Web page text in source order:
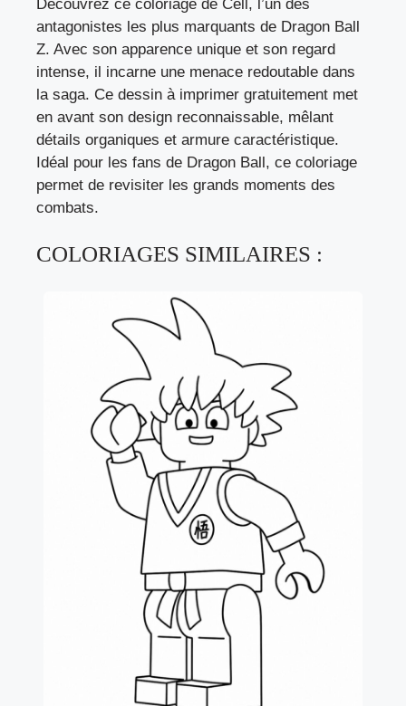
Découvrez ce coloriage de Cell, l’un des
antagonistes les plus marquants de Dragon Ball
Z. Avec son apparence unique et son regard
intense, il incarne une menace redoutable dans
la saga. Ce dessin à imprimer gratuitement met
en avant son design reconnaissable, mêlant
détails organiques et armure caractéristique.
Idéal pour les fans de Dragon Ball, ce coloriage
permet de revisiter les grands moments des
combats.
COLORIAGES SIMILAIRES :